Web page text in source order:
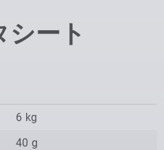
シート
6 kg
40 g